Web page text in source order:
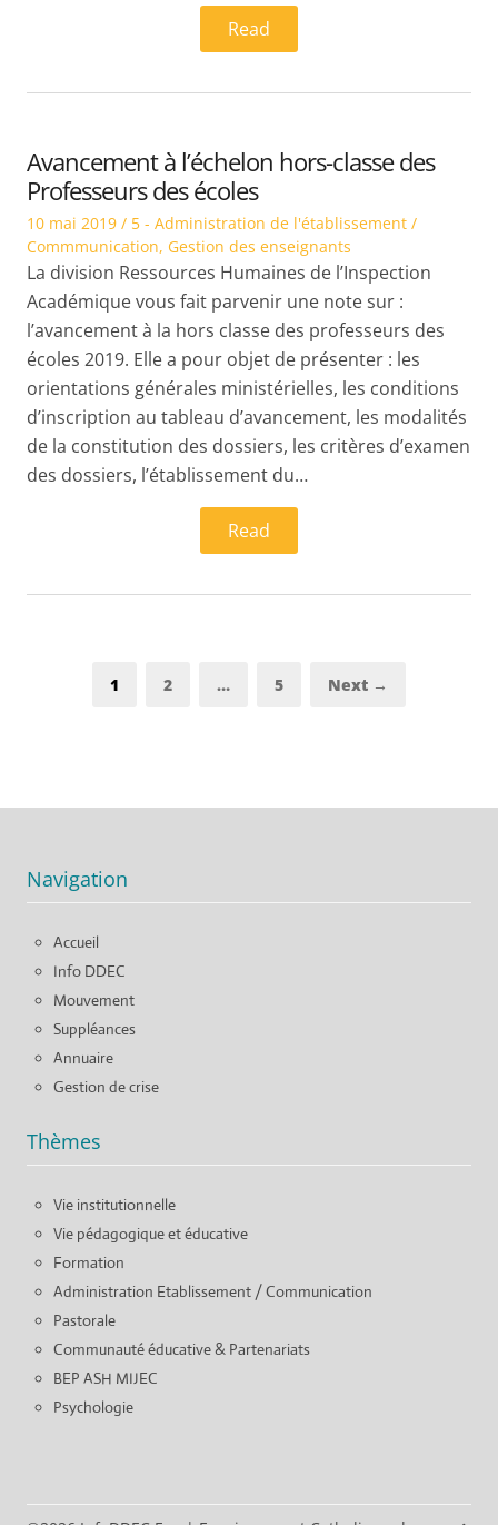
Read
Avancement à l’échelon hors-classe des
Professeurs des écoles
Posted
on
10 mai 2019
Posted
in
5 - Administration de l'établissement /
Commmunication, Gestion des enseignants
La division Ressources Humaines de l’Inspection
Académique vous fait parvenir une note sur :
l’avancement à la hors classe des professeurs des
écoles 2019. Elle a pour objet de présenter : les
orientations générales ministérielles, les conditions
d’inscription au tableau d’avancement, les modalités
de la constitution des dossiers, les critères d’examen
des dossiers, l’établissement du…
Read
Pagination
Page
1 Page
2 … Page
5 Next →
Navigation
Accueil
Info DDEC
Mouvement
Suppléances
Annuaire
Gestion de crise
Thèmes
Vie institutionnelle
Vie pédagogique et éducative
Formation
Administration Etablissement / Communication
Pastorale
Communauté éducative & Partenariats
BEP ASH MIJEC
Psychologie